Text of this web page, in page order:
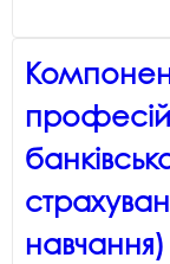
навчання)